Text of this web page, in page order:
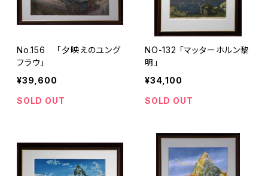
No.156 「夕映えのユング
フラウ」
¥39,600
SOLD OUT
NO-132 「マッターホルン黎
明」
¥34,100
SOLD OUT